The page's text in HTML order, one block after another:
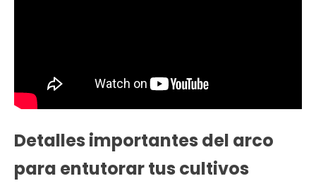
Detalles importantes del arco
para entutorar tus cultivos